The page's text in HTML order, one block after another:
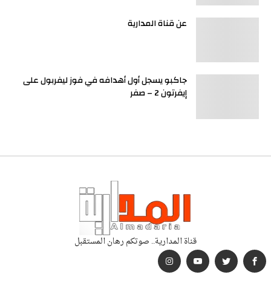
عن قناة المدارية
جاكبو يسجل أول أهدافه في فوز ليفربول على
إيفرتون 2 – صفر
قناة المدارية.. صوتكم رهان المستقبل